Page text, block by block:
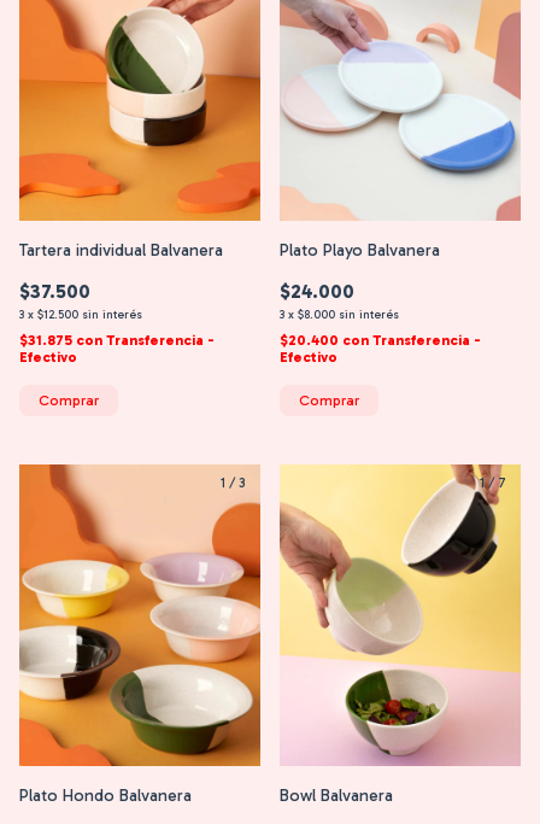
Tartera individual Balvanera
$37.500
3 x $12.500 sin interés
$31.875 con Transferencia -
Efectivo
Comprar
Plato Playo Balvanera
$24.000
3 x $8.000 sin interés
$20.400 con Transferencia -
Efectivo
Comprar
1 /3
Plato Hondo Balvanera
1/7
Bowl Balvanera